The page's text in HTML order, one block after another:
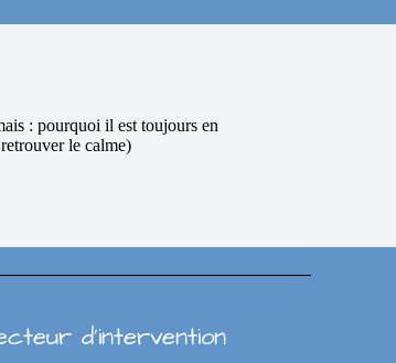
: pourquoi il est toujours en
le calme)
d’intervention